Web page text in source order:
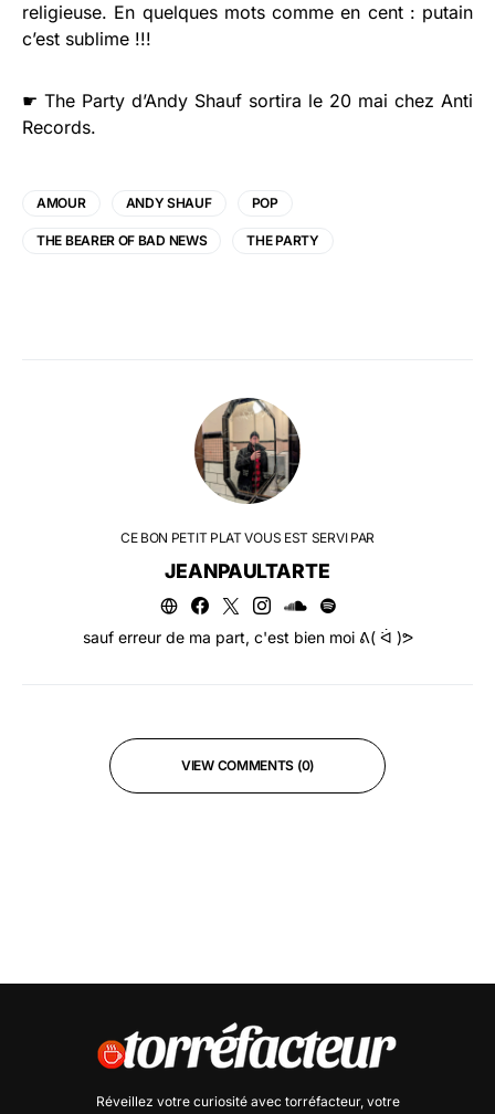
religieuse. En quelques mots comme en cent : putain
c’est sublime !!!
☛ The Party d’Andy Shauf sortira le 20 mai chez Anti
Records.
AMOUR ANDY SHAUF POP
THE BEARER OF BAD NEWS THE PARTY
CE BON PETIT PLAT VOUS EST SERVI PAR
JEANPAULTARTE
sauf erreur de ma part, c'est bien moi ᕕ( ᐛ )ᕗ
VIEW COMMENTS (0)
Réveillez votre curiosité avec torréfacteur, votre